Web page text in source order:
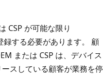
CSP が可能な限り
する必要があります。 顧
または CSP は、デバイス
スしている顧客が業務を停